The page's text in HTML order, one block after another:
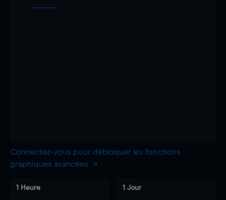
Connectez-vous pour débloquer les fonctions
graphiques avancées
1 Heure 1 Jour